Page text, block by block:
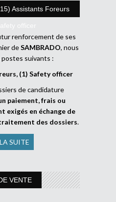
Assistants Foreurs
officer
renforcement de ses
deSAMBRADO, nous
suivants :
(1) Safety officer
de candidature
paiement, frais ou
exigés en échange de
des dossiers.
SUITE
VENTE